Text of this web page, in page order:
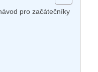
pro začátečníky